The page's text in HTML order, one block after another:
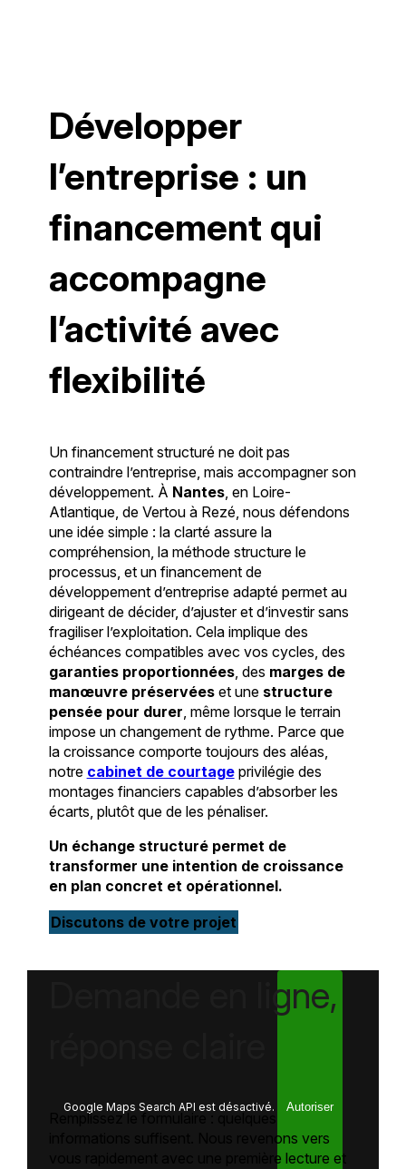
Développer
l’entreprise : un
financement qui
accompagne
l’activité avec
flexibilité
Un financement structuré ne doit pas
contraindre l’entreprise, mais accompagner son
développement. À Nantes, en Loire-
Atlantique, de Vertou à Rezé, nous défendons
une idée simple : la clarté assure la
compréhension, la méthode structure le
processus, et un financement de
développement d’entreprise adapté permet au
dirigeant de décider, d’ajuster et d’investir sans
fragiliser l’exploitation. Cela implique des
échéances compatibles avec vos cycles, des
garanties proportionnées, des marges de
manœuvre préservéeset une structure
pensée pour durer, même lorsque le terrain
impose un changement de rythme. Parce que
la croissance comporte toujours des aléas,
notre cabinet de courtageprivilégie des
montages financiers capables d’absorber les
écarts, plutôt que de les pénaliser.
Un échange structuré permet de
transformer une intention de croissance
en plan concret et opérationnel.
Discutons de votre projet
Google Maps Search API est désactivé. Autoriser
Demande en ligne,
Remplissez le formulaire : quelques
informations suffisent. Nous revenons vers
vous rapidement avec une première lecture et